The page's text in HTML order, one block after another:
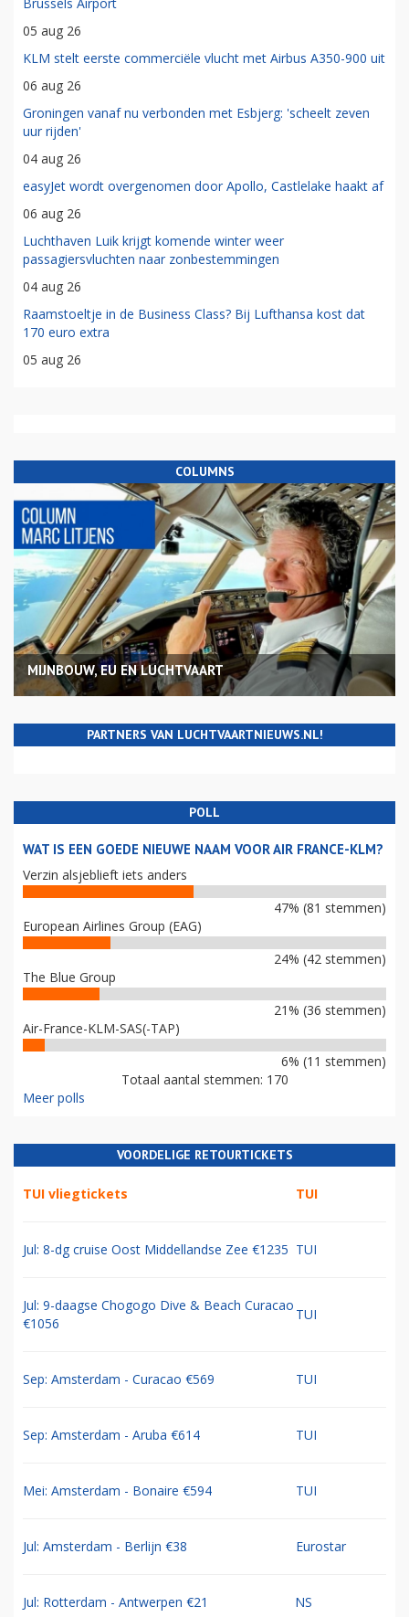
Brussels Airport
05 aug 26
KLM stelt eerste commerciële vlucht met Airbus A350-900 uit
06 aug 26
Groningen vanaf nu verbonden met Esbjerg: 'scheelt zeven
uur rijden'
04 aug 26
easyJet wordt overgenomen door Apollo, Castlelake haakt af
06 aug 26
Luchthaven Luik krijgt komende winter weer
passagiersvluchten naar zonbestemmingen
04 aug 26
Raamstoeltje in de Business Class? Bij Lufthansa kost dat
170 euro extra
05 aug 26
COLUMNS
MIJNBOUW, EU EN LUCHTVAART
PARTNERS VAN LUCHTVAARTNIEUWS.NL!
POLL
WAT IS EEN GOEDE NIEUWE NAAM VOOR AIR FRANCE-KLM?
Verzin alsjeblieft iets anders
47% (81 stemmen)
European Airlines Group (EAG)
24% (42 stemmen)
The Blue Group
21% (36 stemmen)
Air-France-KLM-SAS(-TAP)
6% (11 stemmen)
Totaal aantal stemmen: 170
Meer polls
VOORDELIGE RETOURTICKETS
TUI vliegtickets TUI
Jul: 8-dg cruise Oost Middellandse Zee €1235 TUI
Jul: 9-daagse Chogogo Dive & Beach Curacao
€1056
TUI
Sep: Amsterdam - Curacao €569 TUI
Sep: Amsterdam - Aruba €614 TUI
Mei: Amsterdam - Bonaire €594 TUI
Jul: Amsterdam - Berlijn €38 Eurostar
Jul: Rotterdam - Antwerpen €21 NS